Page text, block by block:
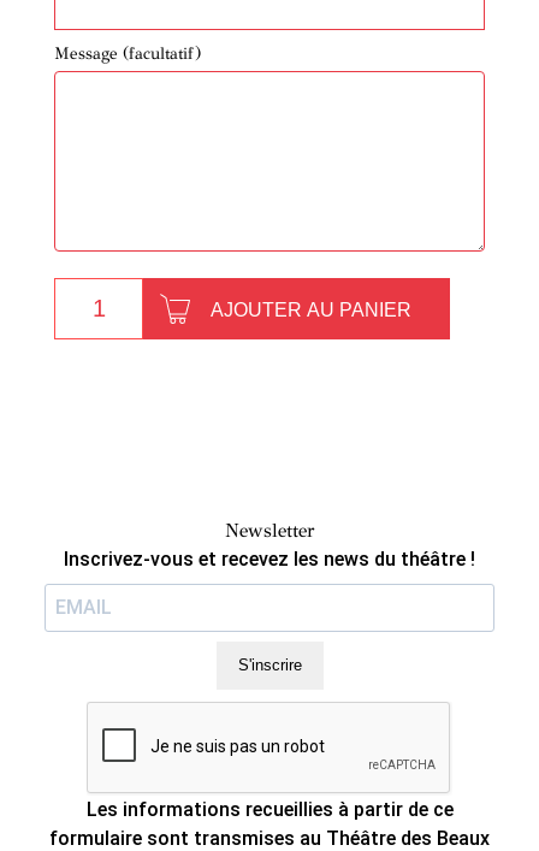
Message (facultatif)
AJOUTER AU PANIER
Newsletter
Inscrivez-vous et recevez les news du théâtre !
S'inscrire
Les informations recueillies à partir de ce
formulaire sont transmises au Théâtre des Beaux